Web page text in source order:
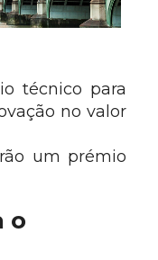
técnico para
no valor
um prémio
o